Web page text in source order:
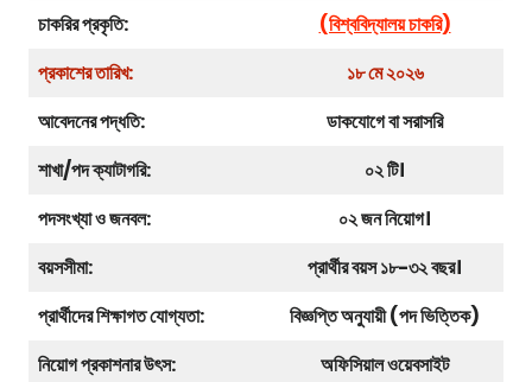
চাকরির প্রকৃতি:
(বিশ্ববিদ্যালয় চাকরি)
প্রকাশের তারিখ:
১৮ মে ২০২৬
আবেদনের পদ্ধতি:
ডাকযোগে বা সরাসরি
শাখা/পদ ক্যাটাগরি:
০২ টি।
পদসংখ্যা ও জনবল:
০২ জন নিয়োগ।
বয়সসীমা:
প্রার্থীর বয়স ১৮-৩২ বছর।
প্রার্থীদের শিক্ষাগত যোগ্যতা:
বিজ্ঞপ্তি অনুযায়ী (পদ ভিত্তিক)
নিয়োগ প্রকাশনার উৎস:
অফিসিয়াল ওয়েবসাইট